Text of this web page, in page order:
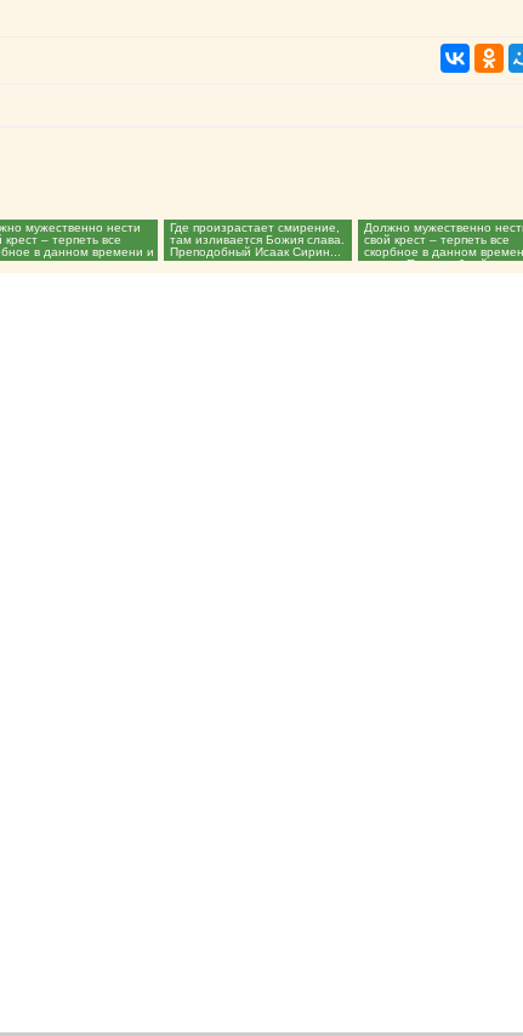
мужественно нести
крест – терпеть все
в данном времени и
Где произрастает смирение,
там изливается Божия слава.
Преподобный Исаак Сирин...
Должно мужественно
свой крест – терпеть все
скорбное в данном
месте. Преподобный...